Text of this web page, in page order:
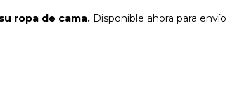
ropa de cama. Disponible ahora para envío